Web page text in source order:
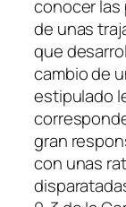
conocer las
de unas
que
cambio de
estipulado
gran
con unas